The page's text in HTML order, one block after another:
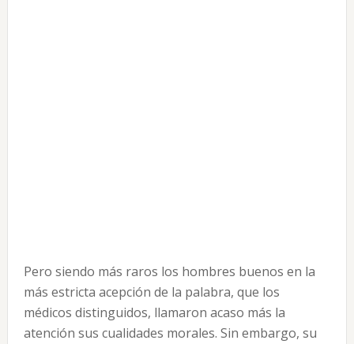
Pero siendo más raros los hombres buenos en la
más estricta acepción de la palabra, que los
médicos distinguidos, llamaron acaso más la
atención sus cualidades morales. Sin embargo, su